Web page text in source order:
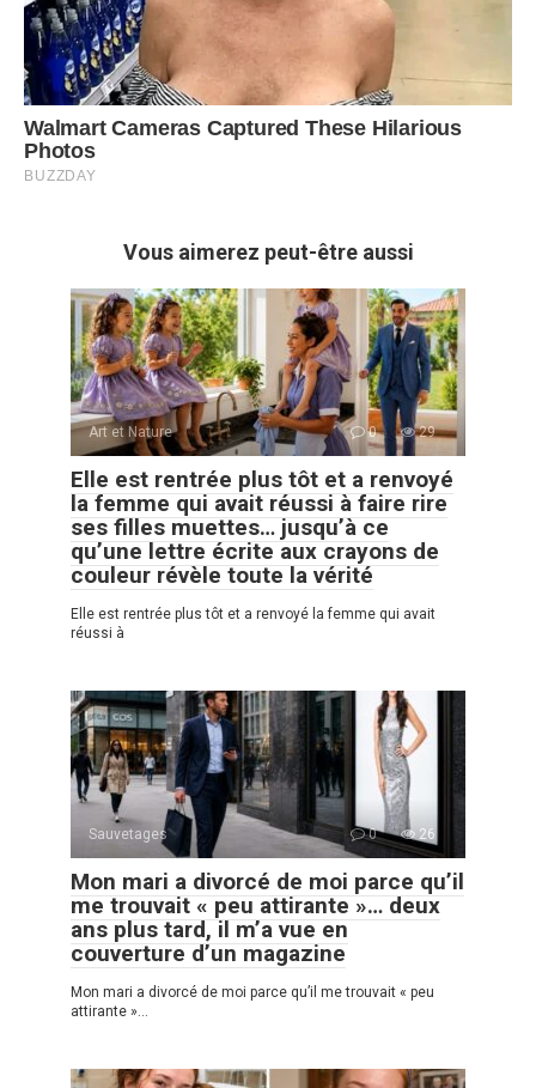
Vous aimerez peut-être aussi
Art et Nature 0 29
Elle est rentrée plus tôt et a renvoyé
la femme qui avait réussi à faire rire
ses filles muettes… jusqu’à ce
qu’une lettre écrite aux crayons de
couleur révèle toute la vérité
Elle est rentrée plus tôt et a renvoyé la femme qui avait
réussi à
Sauvetages 0 26
Mon mari a divorcé de moi parce qu’il
me trouvait « peu attirante »… deux
ans plus tard, il m’a vue en
couverture d’un magazine
Mon mari a divorcé de moi parce qu’il me trouvait « peu
attirante »…